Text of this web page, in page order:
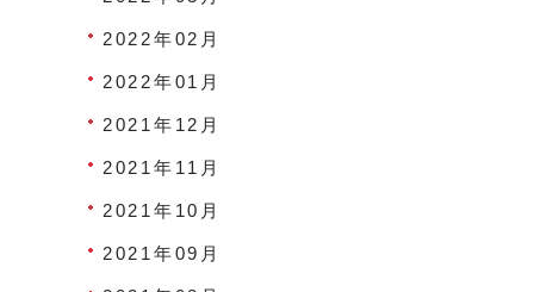
2022年02月
2022年01月
2021年12月
2021年11月
2021年10月
2021年09月